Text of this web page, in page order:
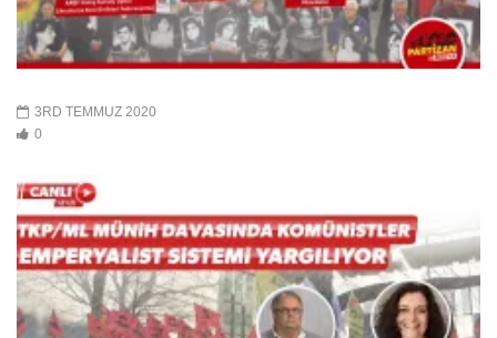
3RD TEMMUZ 2020
0